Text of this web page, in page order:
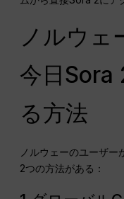
ノルウェ
今日Sora
る方法
ノルウェーのユーザー
2つの方法がある：